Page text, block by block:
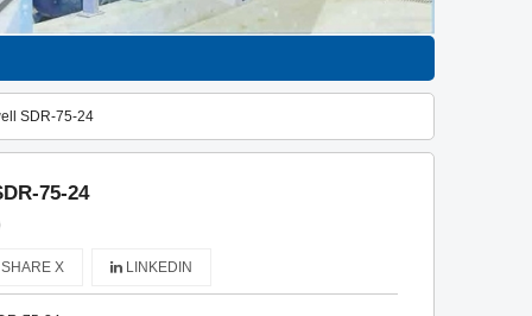
SDR-75-24
75-24
SHARE X LINKEDIN